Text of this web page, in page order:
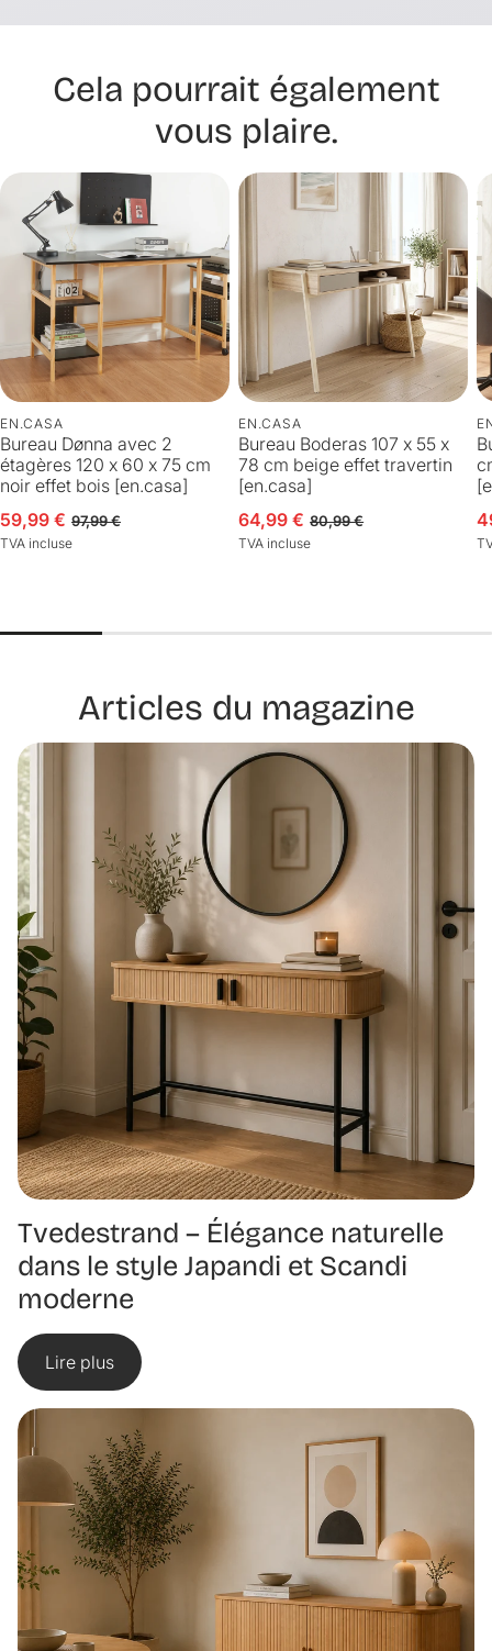
Cela pourrait également
vous plaire.
EN.CASA
Bureau Dønna avec 2
étagères 120 x 60 x 75 cm
noir effet bois [en.casa]
Prix en solde
59,99 €
Prix habituel
97,99 €
TVA incluse
EN.CASA
Bureau Boderas 107 x 55 x
78 cm beige effet travertin
[en.casa]
Prix en solde
64,99 €
Prix habituel
80,99 €
TVA incluse
Articles du magazine
Tvedestrand – Élégance naturelle
dans le style Japandi et Scandi
moderne
Lire plus